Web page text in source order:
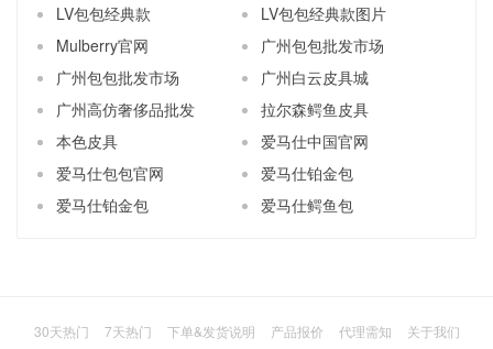
LV包包经典款
LV包包经典款图片
Mulberry官网
广州包包批发市场
广州包包批发市场
广州白云皮具城
广州高仿奢侈品批发
拉尔森鳄鱼皮具
本色皮具
爱马仕中国官网
爱马仕包包官网
爱马仕铂金包
爱马仕铂金包
爱马仕鳄鱼包
30天热门 7天热门 下单&发货说明 产品报价 代理需知
关于我们